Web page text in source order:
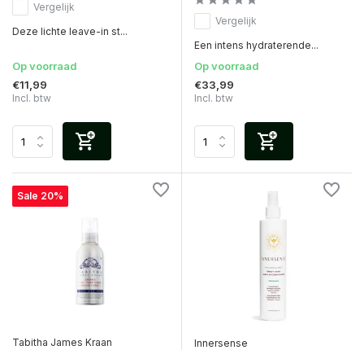
Vergelijk
Deze lichte leave-in st...
Op voorraad
€11,99
Incl. btw
Vergelijk
Een intens hydraterende...
Op voorraad
€33,99
Incl. btw
Sale 20%
Tabitha James Kraan Innersense